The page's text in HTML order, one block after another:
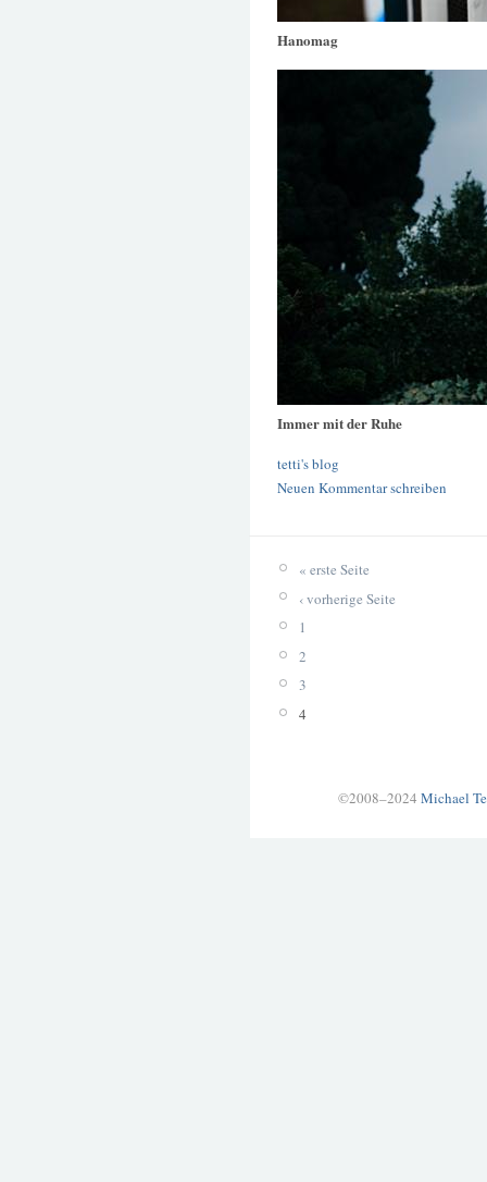
Hanomag
Immer mit der Ruhe
tetti's blog
Neuen Kommentar schreiben
« erste Seite
‹ vorherige Seite
1
2
3
4
©2008–2024 Michael